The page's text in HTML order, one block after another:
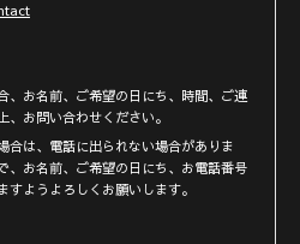
、お名前、ご希望の日にち、時間、ご連
お問い合わせください。
合は、電話に出られない場合がありま
、お名前、ご希望の日にち、お電話番号
すようよろしくお願いします。